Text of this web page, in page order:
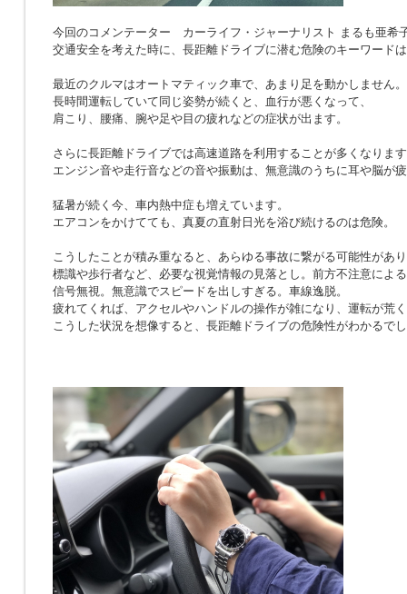
今回のコメンテーター カーライフ・ジャーナリスト まるも亜希
交通安全を考えた時に、長距離ドライブに潜む危険のキーワード
最近のクルマはオートマティック車で、あまり足を動かしません。
長時間運転していて同じ姿勢が続くと、血行が悪くなって、
肩こり、腰痛、腕や足や目の疲れなどの症状が出ます。
さらに長距離ドライブでは高速道路を利用することが多くなりま
エンジン音や走行音などの音や振動は、無意識のうちに耳や脳が
猛暑が続く今、車内熱中症も増えています。
エアコンをかけてても、真夏の直射日光を浴び続けるのは危険。
こうしたことが積み重なると、あらゆる事故に繋がる可能性があ
標識や歩行者など、必要な視覚情報の見落とし。前方不注意によ
信号無視。無意識でスピードを出しすぎる。車線逸脱。
疲れてくれば、アクセルやハンドルの操作が雑になり、運転が荒
こうした状況を想像すると、長距離ドライブの危険性がわかるで